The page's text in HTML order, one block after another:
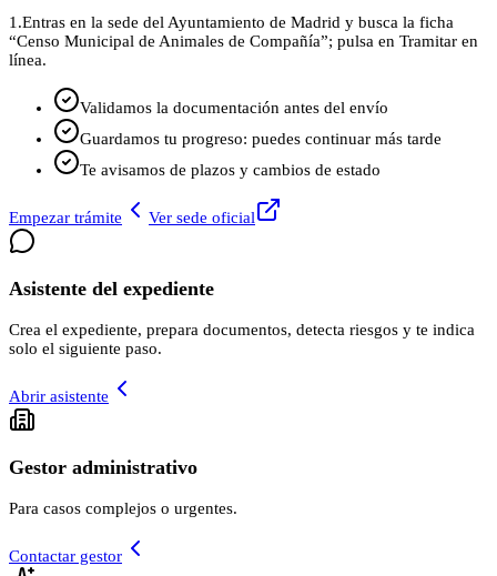
1.Entras en la sede del Ayuntamiento de Madrid y busca la ficha
“Censo Municipal de Animales de Compañía”; pulsa en Tramitar en
línea.
Validamos la documentación antes del envío
Guardamos tu progreso: puedes continuar más tarde
Te avisamos de plazos y cambios de estado
Empezar trámite Ver sede oficial
Asistente del expediente
Crea el expediente, prepara documentos, detecta riesgos y te indica
solo el siguiente paso.
Abrir asistente
Gestor administrativo
Para casos complejos o urgentes.
Contactar gestor